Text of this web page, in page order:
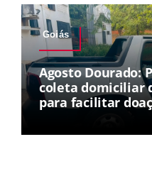
Goiás
Agosto Dourado:
coleta domiciliar
para facilitar